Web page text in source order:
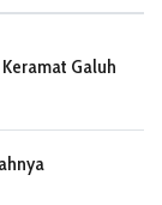
Galuh